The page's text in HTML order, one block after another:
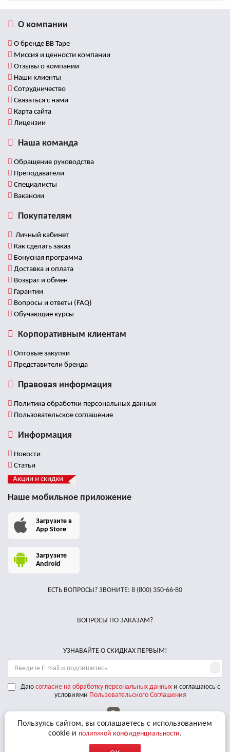
О компании
О бренде BB Tape
Миссия и ценности компании
Отзывы о компании
Наши клиенты
Сотрудничество
Связаться с нами
Карта сайта
Лицензии
Наша команда
Обращение руководства
Преподаватели
Специалисты
Вакансии
Покупателям
Личный кабинет
Как сделать заказ
Бонусная программа
Доставка и оплата
Возврат и обмен
Гарантии
Вопросы и ответы (FAQ)
Обучающие курсы
Корпоративным клиентам
Оптовые закупки
Представители бренда
Правовая информация
Политика обработки персональных данных
Пользовательское соглашение
Информация
Новости
Статьи
Акции и скидки
Наше мобильное приложение
Загрузите в
App Store
Загрузите
Android
ЕСТЬ ВОПРОСЫ? ЗВОНИТЕ: 8 (800) 350-66-80
ВОПРОСЫ ПО ЗАКАЗАМ?
УЗНАВАЙТЕ О СКИДКАХ ПЕРВЫМ!
Даю согласие на обработку персональных данныхи соглашаюсь с
условиями Пользовательского Соглашения
Мы принимаем к оплате
Доставляем по РФ курьерскими службами
Пользуясь сайтом, вы соглашаетесь с использованием
cookie и политикой конфиденциальности.